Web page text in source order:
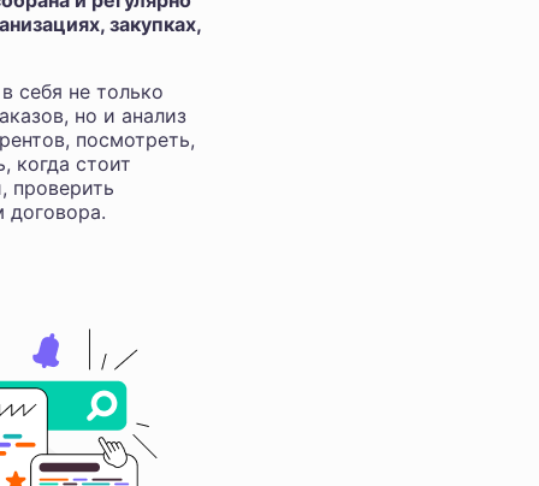
закупках,
себя не только
но и анализ
посмотреть,
когда стоит
проверить
договора.